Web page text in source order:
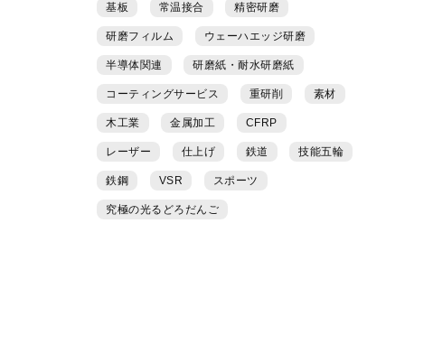
基板 常温接合 精密研磨
研磨フィルム ウェーハエッジ研磨
半導体関連 研磨紙・耐水研磨紙
コーティングサービス 重研削 素材
木工業 金属加工 CFRP
レーザー 仕上げ 鉄道 技能五輪
鉄鋼 VSR スポーツ
究極の光るどろだんご